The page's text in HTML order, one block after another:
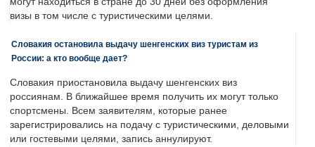
визы в том числе с туристическими целями.
Словакия остановила выдачу шенгенских виз туристам из
России: а кто вообще дает?
Словакия приостановила выдачу шенгенских виз
россиянам. В ближайшее время получить их могут только
спортсмены. Всем заявителям, которые ранее
зарегистрировались на подачу с туристическими, деловыми
или гостевыми целями, запись аннулируют.